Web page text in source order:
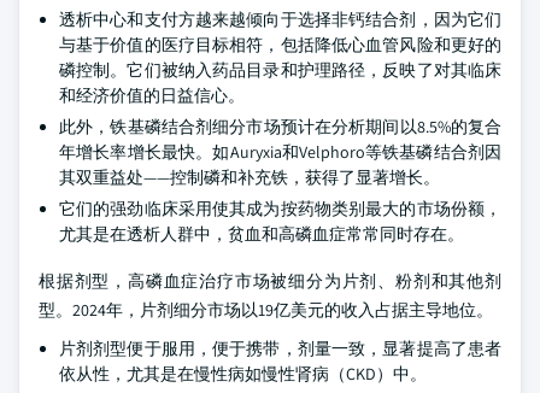
透析中心和支付方越来越倾向于选择非钙结合剂，因为它们
与基于价值的医疗目标相符，包括降低心血管风险和更好的
磷控制。它们被纳入药品目录和护理路径，反映了对其临床
和经济价值的日益信心。
此外，铁基磷结合剂细分市场预计在分析期间以8.5%的复合
年增长率增长最快。如Auryxia和Velphoro等铁基磷结合剂因
其双重益处——控制磷和补充铁，获得了显著增长。
它们的强劲临床采用使其成为按药物类别最大的市场份额，
尤其是在透析人群中，贫血和高磷血症常常同时存在。
根据剂型，高磷血症治疗市场被细分为片剂、粉剂和其他剂
型。2024年，片剂细分市场以19亿美元的收入占据主导地位。
片剂剂型便于服用，便于携带，剂量一致，显著提高了患者
依从性，尤其是在慢性病如慢性肾病（CKD）中。